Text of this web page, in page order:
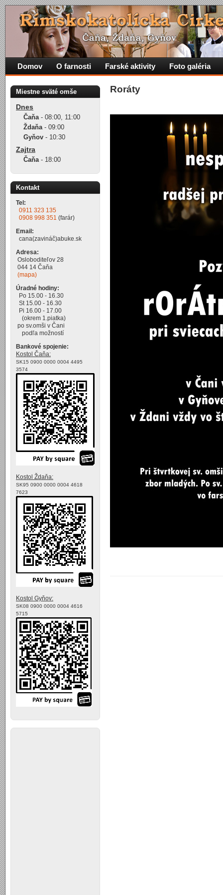
Roráty
Domov O farnosti Farské aktivity Foto galéria
Miestne sväté omše
Dnes
Čaňa- 08:00, 11:00
Ždaňa- 09:00
Gyňov - 10:30
Zajtra
Čaňa- 18:00
Kontakt
Tel:
0911 323 135
0908 998 351 (farár)
Email:
cana(zavináč)abuke.sk
Adresa:
Osloboditeľov 28
044 14 Čaňa
(mapa)
Úradné hodiny:
Po 15.00 - 16.30
St 15.00 - 16.30
Pi 16.00 - 17.00
(okrem 1.piatka)
po sv.omši v Čani
podľa možností
Bankové spojenie:
Kostol Čaňa:
SK15 0900 0000 0004 4495
3574
Kostol Ždaňa:
SK95 0900 0000 0004 4618
7623
Kostol Gyňov:
SK08 0900 0000 0004 4616
5715